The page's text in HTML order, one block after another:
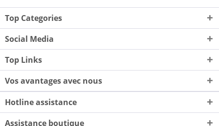
Top Categories
Social Media
Top Links
Vos avantages avec nous
Hotline assistance
Assistance boutique